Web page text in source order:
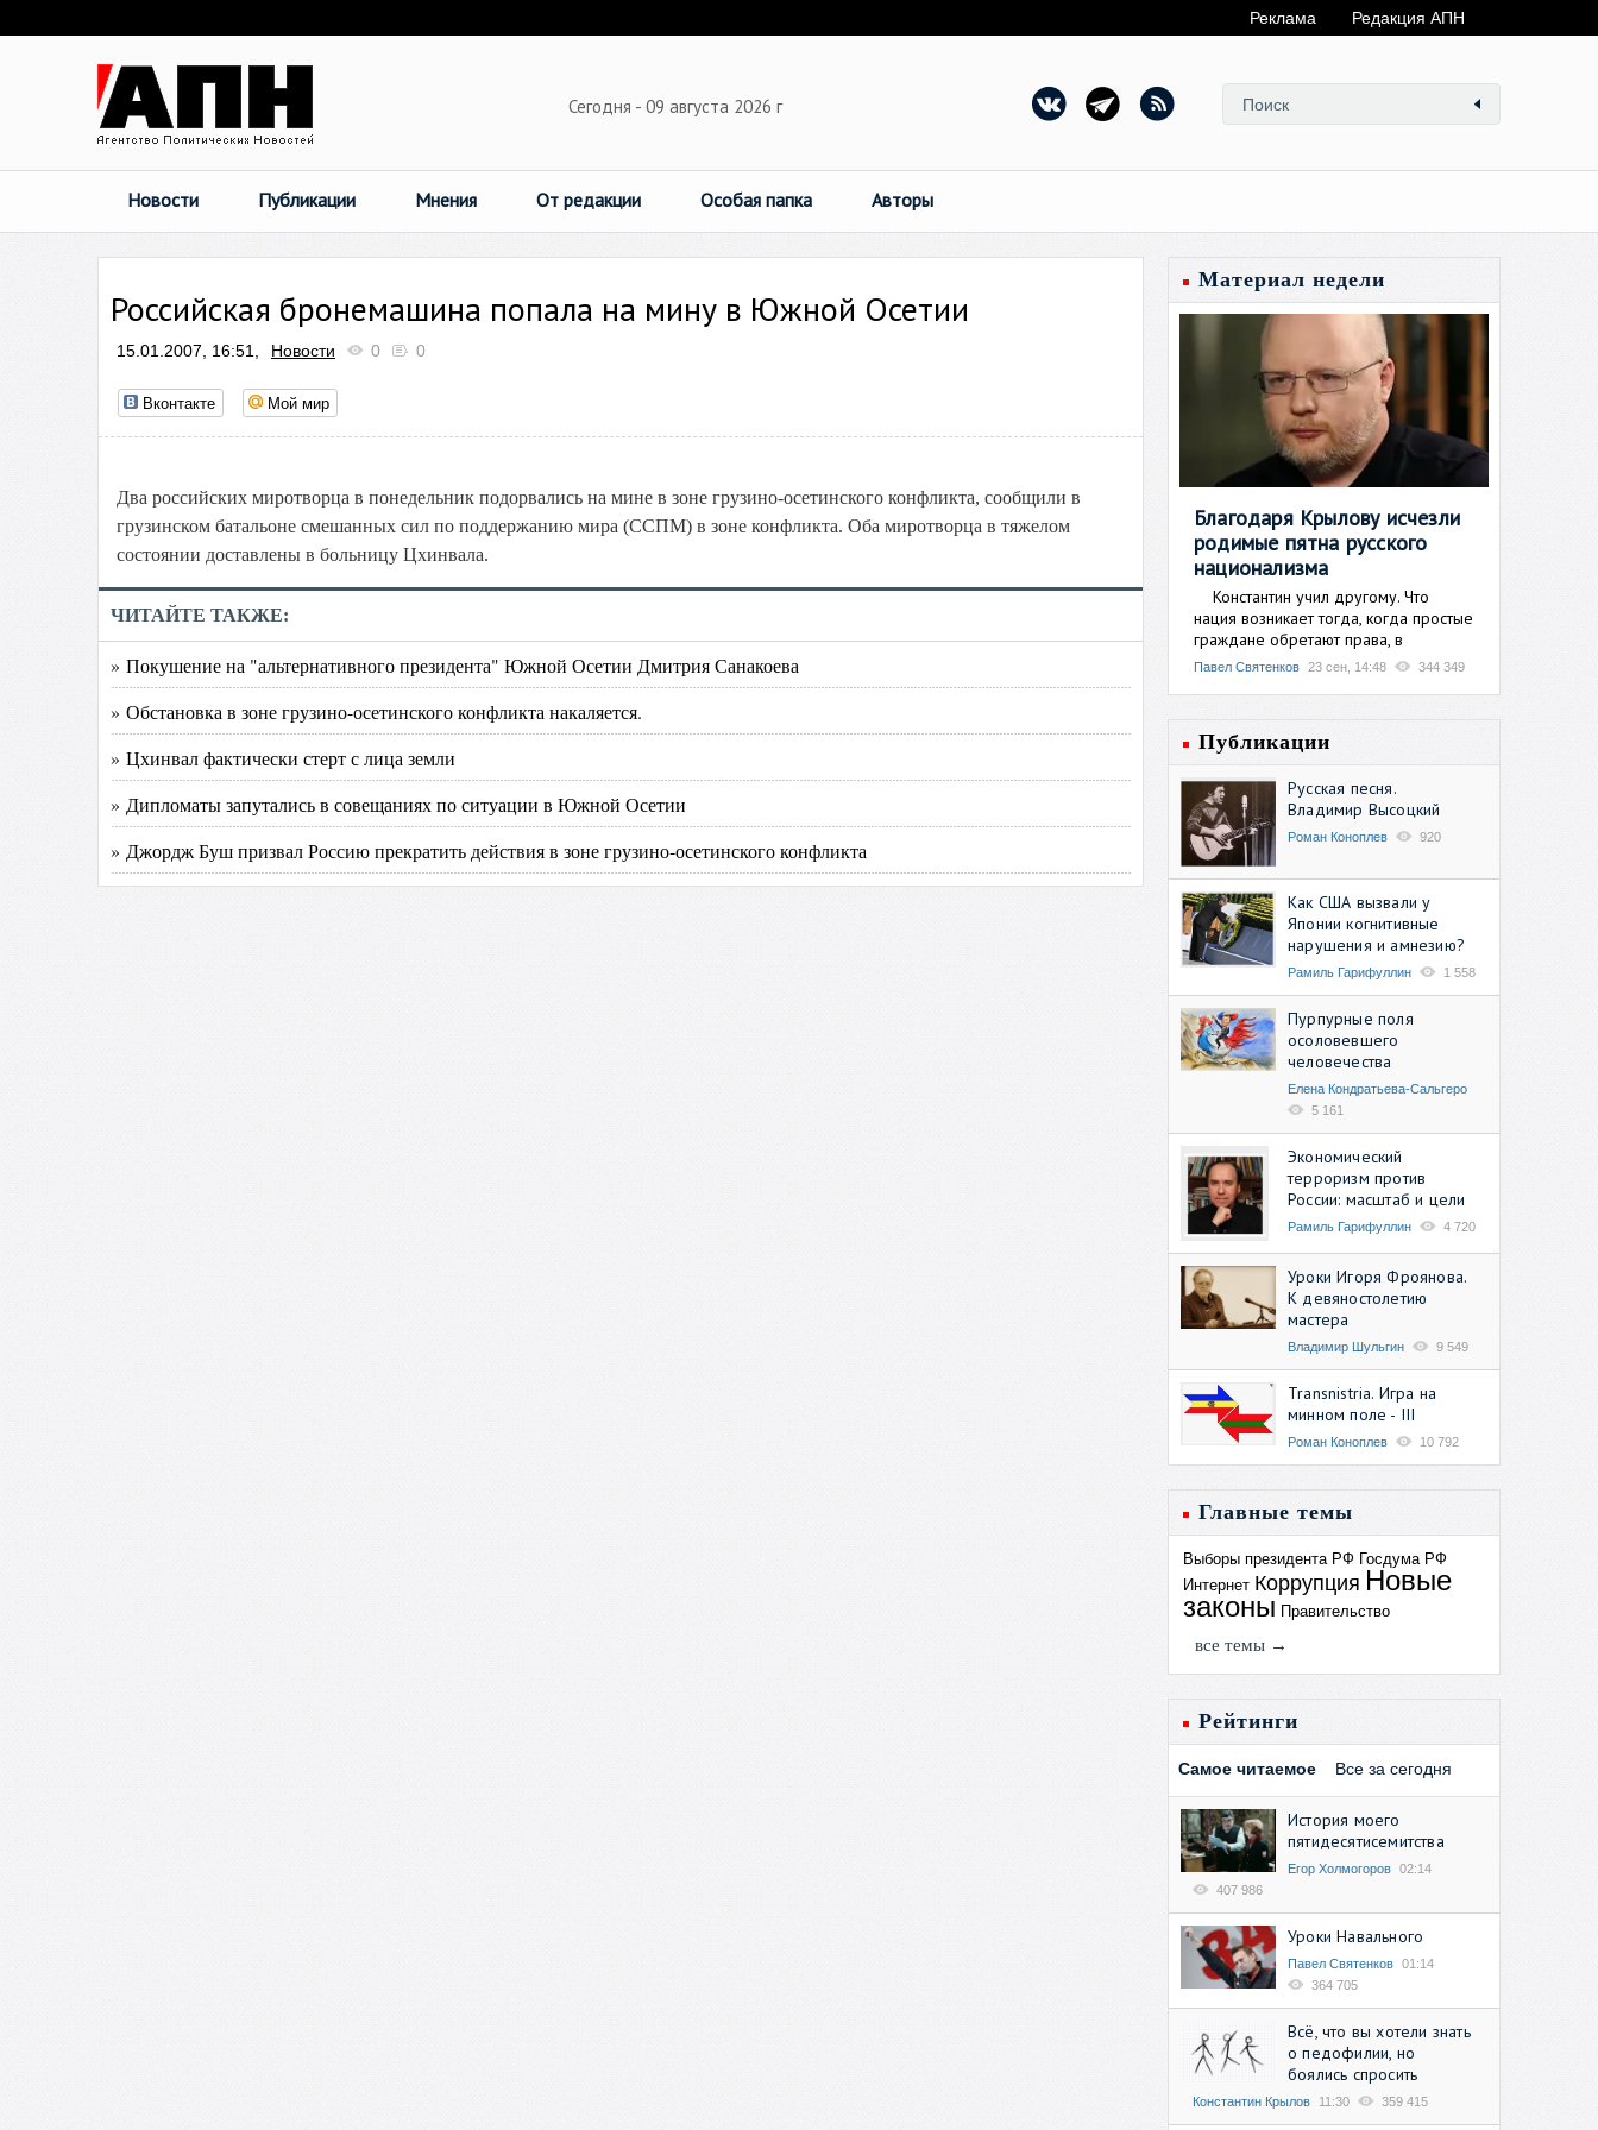
Реклама Редакция АПН
Сегодня - 09 августа 2026 г
Новости Публикации Мнения От редакции Особая папка Авторы
Российская бронемашина попала на мину в Южной Осетии
15.01.2007, 16:51, Новости 0 0
Вконтакте Мой мир
Два российских миротворца в понедельник подорвались на мине в зоне грузино-осетинского конфликта, сообщили в
грузинском батальоне смешанных сил по поддержанию мира (ССПМ) в зоне конфликта. Оба миротворца в тяжелом
состоянии доставлены в больницу Цхинвала.
ЧИТАЙТЕ ТАКЖЕ:
» Покушение на "альтернативного президента" Южной Осетии Дмитрия Санакоева
» Обстановка в зоне грузино-осетинского конфликта накаляется.
» Цхинвал фактически стерт с лица земли
» Дипломаты запутались в совещаниях по ситуации в Южной Осетии
» Джордж Буш призвал Россию прекратить действия в зоне грузино-осетинского конфликта
Материал недели
Благодаря Крылову исчезли
родимые пятна русского
национализма
Константин учил другому. Что
нация возникает тогда, когда простые
граждане обретают права, в
Павел Святенков 23 сен, 14:48 344 349
Публикации
Русская песня.
Владимир Высоцкий
Роман Коноплев 920
Как США вызвали у
Японии когнитивные
нарушения и амнезию?
Рамиль Гарифуллин 1 558
Пурпурные поля
осоловевшего
человечества
Елена Кондратьева-Сальгеро
5 161
Экономический
терроризм против
России: масштаб и цели
Рамиль Гарифуллин 4 720
Уроки Игоря Фроянова.
К девяностолетию
мастера
Владимир Шульгин 9 549
Transnistria. Игра на
минном поле - III
Роман Коноплев 10 792
Главные темы
Выборы президента РФ Госдума РФ
Интернет Коррупция Новые
законы Правительство
все темы →
Рейтинги
Самое читаемое Все за сегодня
История моего
пятидесятисемитства
Егор Холмогоров 02:14
407 986
Уроки Навального
Павел Святенков 01:14
364 705
Всё, что вы хотели знать
о педофилии, но
боялись спросить
Константин Крылов 11:30 359 415